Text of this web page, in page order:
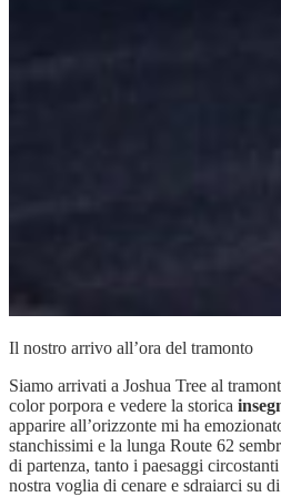
Il nostro arrivo all’ora del tramonto
Siamo arrivati a Joshua Tree al
color porpora e vedere la storica
apparire all’orizzonte mi ha
stanchissimi e la lunga Route 62
di partenza, tanto i paesaggi
nostra voglia di cenare e sdraiarci su